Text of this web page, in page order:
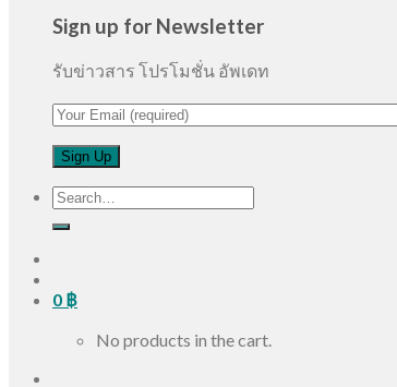
Sign up for Newsletter
รับข่าวสาร โปรโมชั่น อัพเดท
Search
for:
0 ฿
No products in the cart.